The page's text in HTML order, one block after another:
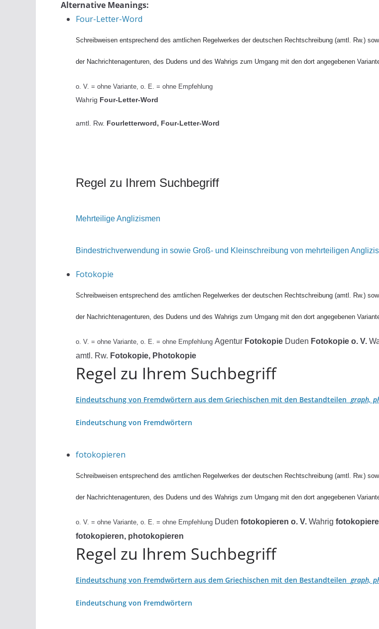
Alternative Meanings:
Four-Letter-Word
Schreibweisen entsprechend des amtlichen Regelwerkes der deutschen Rechtschreibung (amtl. Rw.)
der Nachrichtenagenturen, des Dudens und des Wahrigs zum Umgang mit den dort angegebenen
o. V. = ohne Variante, o. E. = ohne Empfehlung
Wahrig Four-Letter-Word
amtl. Rw. Fourletterword, Four-Letter-Word
Regel zu Ihrem Suchbegriff
Mehrteilige Anglizismen
Bindestrichverwendung in sowie Groß- und Kleinschreibung von mehrteiligen
Fotokopie
Schreibweisen entsprechend des amtlichen Regelwerkes der deutschen Rechtschreibung (amtl. Rw.)
der Nachrichtenagenturen, des Dudens und des Wahrigs zum Umgang mit den dort angegebenen
o. V. = ohne Variante, o. E. = ohne Empfehlung Agentur Fotokopie Duden Fotokopie o. V.
amtl. Rw. Fotokopie, Photokopie
Regel zu Ihrem Suchbegriff
Eindeutschung von Fremdwörtern aus dem Griechischen mit den Bestandteilen graph,
Eindeutschung von Fremdwörtern
fotokopieren
Schreibweisen entsprechend des amtlichen Regelwerkes der deutschen Rechtschreibung (amtl. Rw.)
der Nachrichtenagenturen, des Dudens und des Wahrigs zum Umgang mit den dort angegebenen
o. V. = ohne Variante, o. E. = ohne Empfehlung Duden fotokopieren o. V. Wahrig
fotokopieren, photokopieren
Regel zu Ihrem Suchbegriff
Eindeutschung von Fremdwörtern aus dem Griechischen mit den Bestandteilen graph,
Eindeutschung von Fremdwörtern